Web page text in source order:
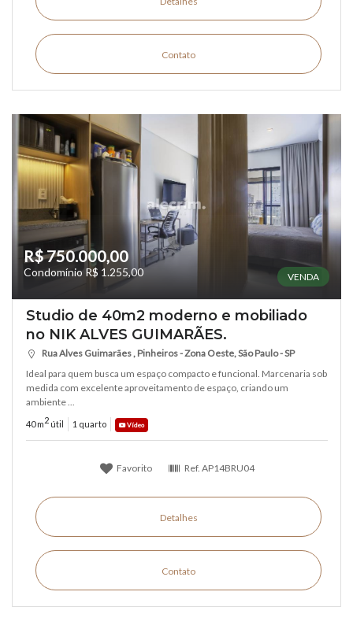
Contato
R$ 750.000,00
Condomínio R$ 1.255,00 VENDA
Studio de 40m2 moderno e mobiliado
no NIK ALVES GUIMARÃES.
Rua Alves Guimarães , Pinheiros - Zona Oeste, São Paulo - SP
Ideal para quem busca um espaço compacto e funcional. Marcenaria sob
medida com excelente aproveitamento de espaço, criando um
ambiente ...
40 m2 útil 1 quarto Vídeo
Favorito Ref. AP14BRU04
Detalhes
Contato